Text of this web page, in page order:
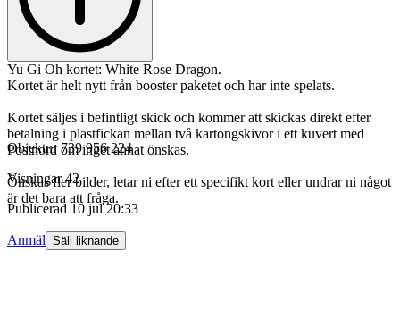
Yu Gi Oh kortet: White Rose Dragon.
Kortet är helt nytt från booster paketet och har inte spelats.
Kortet säljes i befintligt skick och kommer att skickas direkt efter
betalning i plastfickan mellan två kartongskivor i ett kuvert med
Postnord om inget annat önskas.
Önskas fler bilder, letar ni efter ett specifikt kort eller undrar ni något
är det bara att fråga.
Objektnr 739 956 224
Visningar 42
Publicerad 10 jul 20:33
Anmäl Sälj liknande